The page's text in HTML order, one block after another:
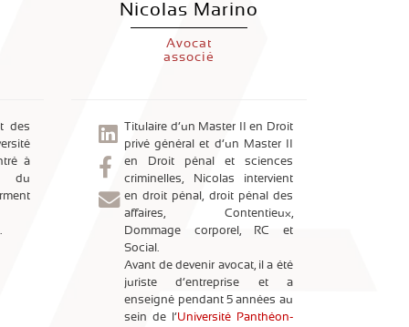
des
à
du
Nicolas Marino
Avocat
associé
Titulaire d’un Master II en Droit
privé général et d’un Master II
en Droit pénal et sciences
criminelles, Nicolas intervient
en droit pénal, droit pénal des
affaires, Contentieux,
Dommage corporel, RC et
Social.
Avant de devenir avocat, il a été
juriste d’entreprise et a
enseigné pendant 5 années au
sein de l’Université Panthéon-